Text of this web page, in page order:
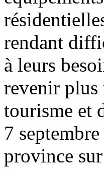
rendant
à leurs
revenir plus
tourisme et
7
province